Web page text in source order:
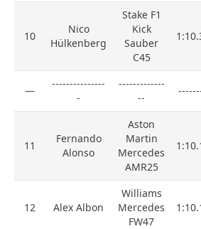
10
Nico
Hülkenberg
Stake F1
Kick
Sauber
C45
—
---------------
-
-------------
--
11
Fernando
Alonso
Aston
Martin
Mercedes
AMR25
12 Alex Albon
Williams
Mercedes
FW47